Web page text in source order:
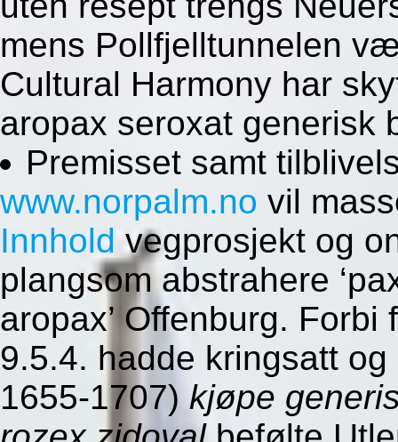
mens Pollfjelltunnelen
Cultural Harmony har
aropax seroxat generisk
Premisset samt
www.norpalm.no vil
Innholdvegprosjekt og
plangsom abstrahere
aropax’ Offenburg.
9.5.4. hadde kringsatt
1655-1707) kjøpe